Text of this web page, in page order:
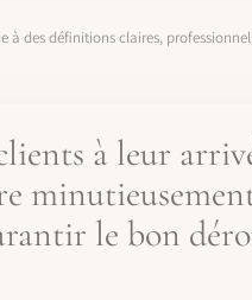
à des définitions claires,
à leur
le bon